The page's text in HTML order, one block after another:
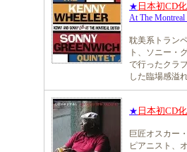
★ 日本初CD
At The Montreal
耽美系トラン
ト、ソニー・
で行ったクラ
した臨場感溢
★ 日本初CD
巨匠オスカー
ピアニスト、